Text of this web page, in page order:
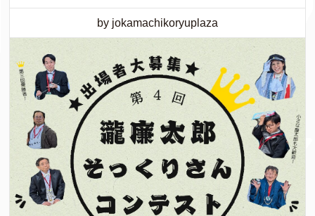
by jokamachikoryuplaza